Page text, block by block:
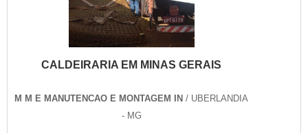
CALDEIRARIA EM MINAS GERAIS
M M E MANUTENCAO E MONTAGEM IN / UBERLANDIA
- MG